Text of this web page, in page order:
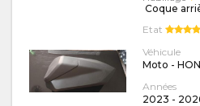
Coque
Etat
Véhicule
Moto -
Années
2023 -